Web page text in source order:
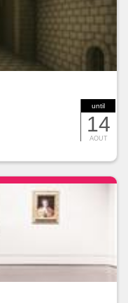
until
14
AOUT